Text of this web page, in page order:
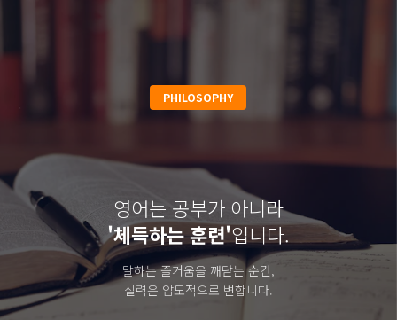
PHILOSOPHY
영어는 공부가 아니라
'체득하는 훈련'입니다.
말하는 즐거움을 깨닫는 순간,
실력은 압도적으로 변합니다.